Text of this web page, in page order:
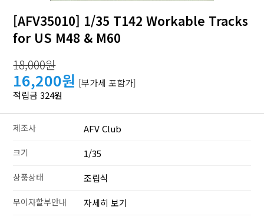
[AFV35010] 1/35 T142 Workable Tracks
for US M48 & M60
18,000원
16,200원 [부가세 포함가]
적립금 324원
제조사 AFV Club
크기 1/35
상품상태 조립식
무이자할부안내 자세히 보기